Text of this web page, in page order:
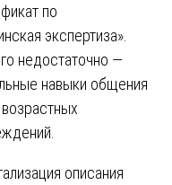
по
экспертиза».
недостаточно —
навыки общения
описания